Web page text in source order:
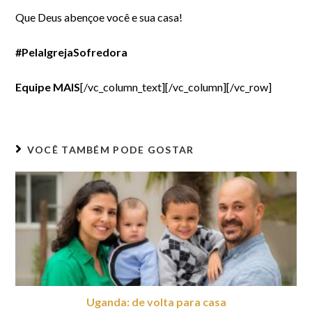
Que Deus abençoe você e sua casa!
#PelaIgrejaSofredora
Equipe MAIS[/vc_column_text][/vc_column][/vc_row]
VOCÊ TAMBÉM PODE GOSTAR
Uganda: de volta para casa